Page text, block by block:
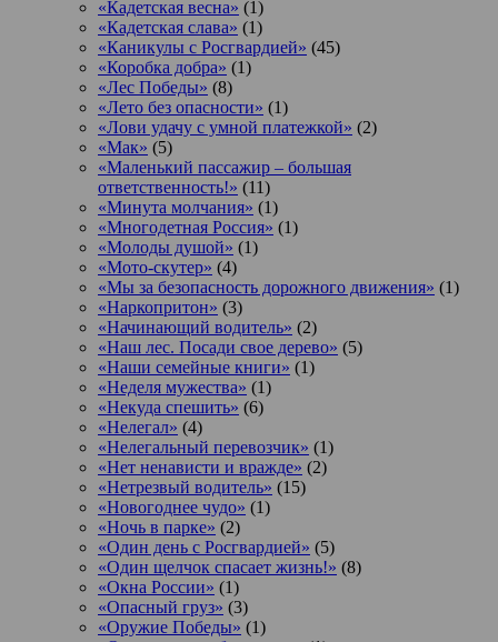
«Кадетская весна» (1)
«Кадетская слава» (1)
«Каникулы с Росгвардией» (45)
«Коробка добра» (1)
«Лес Победы» (8)
«Лето без опасности» (1)
«Лови удачу с умной платежкой» (2)
«Мак» (5)
«Маленький пассажир – большая
ответственность!» (11)
«Минута молчания» (1)
«Многодетная Россия» (1)
«Молоды душой» (1)
«Мото-скутер» (4)
«Мы за безопасность дорожного движения» (1)
«Наркопритон» (3)
«Начинающий водитель» (2)
«Наш лес. Посади свое дерево» (5)
«Наши семейные книги» (1)
«Неделя мужества» (1)
«Некуда спешить» (6)
«Нелегал» (4)
«Нелегальный перевозчик» (1)
«Нет ненависти и вражде» (2)
«Нетрезвый водитель» (15)
«Новогоднее чудо» (1)
«Ночь в парке» (2)
«Один день с Росгвардией» (5)
«Один щелчок спасает жизнь!» (8)
«Окна России» (1)
«Опасный груз» (3)
«Оружие Победы» (1)